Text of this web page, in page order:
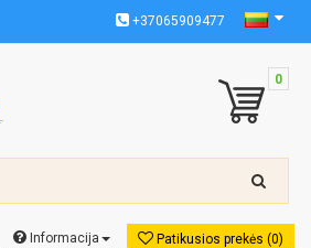
+37065909477
0
Patikusios prekės (0)
Informacija